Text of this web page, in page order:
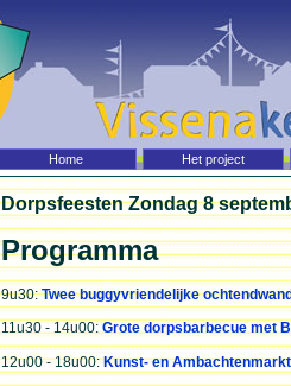
Home Het project
Dorpsfeesten Zondag 8
Programma
9u30:Twee buggyvriendelijke
11u30 - 14u00:Grote dorpsbarbecue met
12u00 - 18u00:Kunst- en Ambachtenmarkt